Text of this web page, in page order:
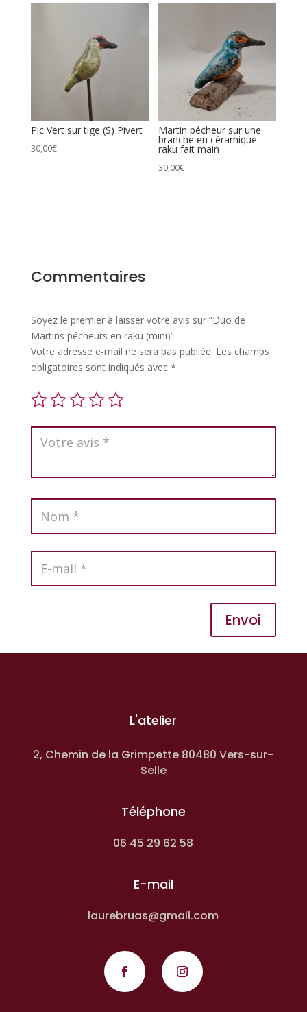
Pic Vert sur tige (S) Pivert
30,00€
Martin pécheur sur une
branche en céramique
raku fait main
30,00€
Commentaires
Soyez le premier à laisser votre avis sur “Duo de
Martins pécheurs en raku (mini)”
Votre adresse e-mail ne sera pas publiée. Les champs
obligatoires sont indiqués avec *
Envoi
L'atelier
2, Chemin de la Grimpette 80480 Vers-sur-
Selle
Téléphone
06 45 29 62 58
E-mail
laurebruas@gmail.com